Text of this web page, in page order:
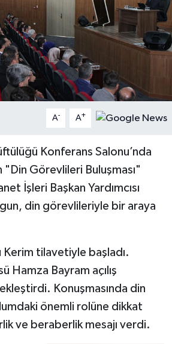
A- A+
Konferans Salonu’nda
"Din Görevlileri Buluşması"
İşleri Başkan Yardımcısı
din görevlileriyle bir araya
Kerim tilavetiyle başladı.
Hamza Bayram açılış
Konuşmasında din
önemli rolüne dikkat
ve beraberlik mesajı verdi.
Hayatı
TV